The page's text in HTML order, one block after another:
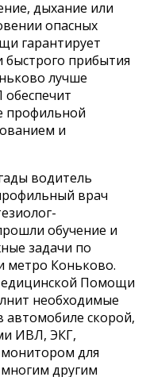
дыхание или
опасных
гарантирует
быстрого прибытия
лучше
профильной
и
водитель
врач
обучение и
задачи по
Коньково.
Помощи
необходимые
автомобиле скорой,
ИВЛ, ЭКГ,
для
другим